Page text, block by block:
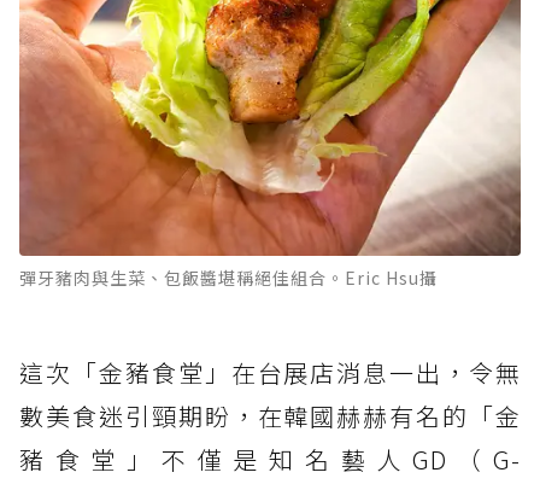
彈牙豬肉與生菜、包飯醬堪稱絕佳組合。Eric Hsu攝
這次「金豬食堂」在台展店消息一出，令無
數美食迷引頸期盼，在韓國赫赫有名的「金
豬食堂」不僅是知名藝人GD（G-